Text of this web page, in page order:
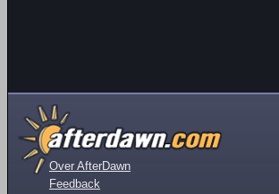
Over AfterDawn
Feedback